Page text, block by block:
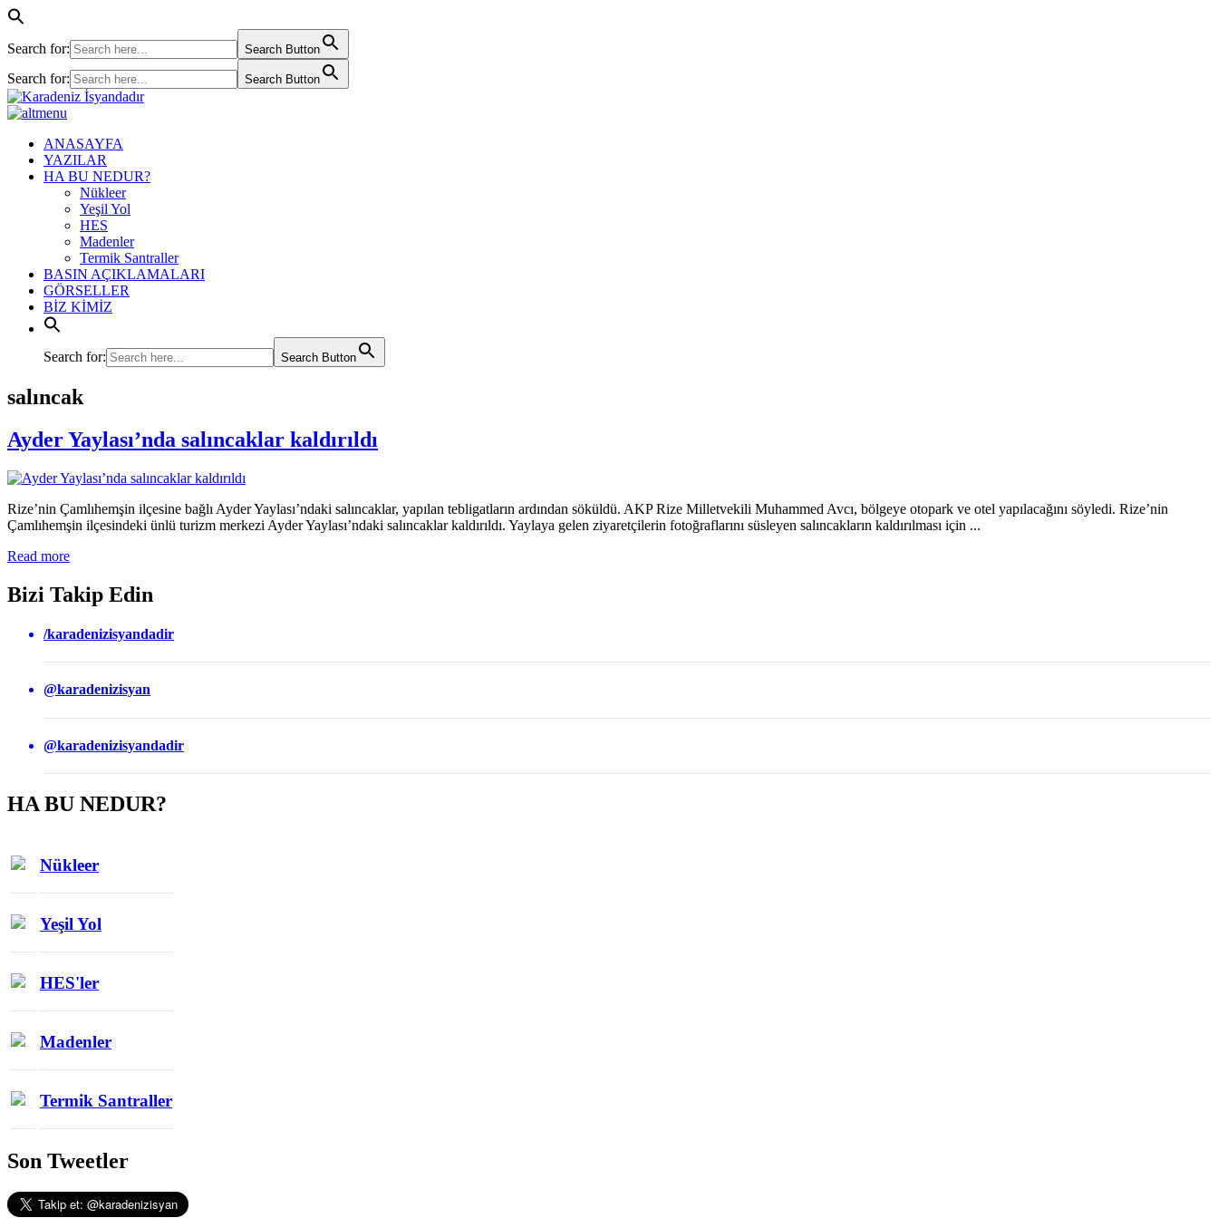
Search for: Search Button
Search for: Search Button
ANASAYFA
YAZILAR
HA BU NEDUR?
Nükleer
Yeşil Yol
HES
Madenler
Termik Santraller
BASIN AÇIKLAMALARI
GÖRSELLER
BİZ KİMİZ
Search for: Search Button
salıncak
Ayder Yaylası’nda salıncaklar kaldırıldı
Rize’nin Çamlıhemşin ilçesine bağlı Ayder Yaylası’ndaki salıncaklar, yapılan tebligatların ardından söküldü. AKP Rize Milletvekili Muhammed Avcı, bölgeye otopark ve otel yapılacağını söyledi. Rize’nin
Çamlıhemşin ilçesindeki ünlü turizm merkezi Ayder Yaylası’ndaki salıncaklar kaldırıldı. Yaylaya gelen ziyaretçilerin fotoğraflarını süsleyen salıncakların kaldırılması için ...
Read more
Bizi Takip Edin
/karadenizisyandadir
@karadenizisyan
@karadenizisyandadir
HA BU NEDUR?
Nükleer
Yeşil Yol
HES'ler
Madenler
Termik Santraller
Son Tweetler